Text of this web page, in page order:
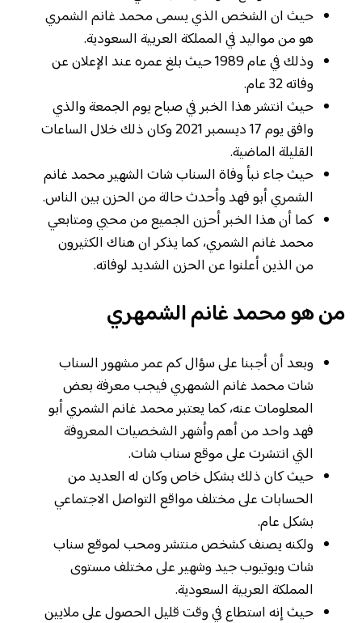
حيث ان الشخص الذي يسمى محمد غانم الشمري
هو من مواليد في المملكة العربية السعودية.
وذلك في عام 1989 حيث بلغ عمره عند الإعلان عن
وفاته 32 عام.
حيث انتشر هذا الخبر في صباح يوم الجمعة والذي
وافق يوم 17 ديسمبر 2021 وكان ذلك خلال الساعات
القليلة الماضية.
حيث جاء نبأ وفاة السناب شات الشهير محمد غانم
الشمري أبو فهد وأحدث حالة من الحزن بين الناس.
كما أن هذا الخبر أحزن الجميع من محبي ومتابعي
محمد غانم الشمري، كما يذكر ان هناك الكثيرون
من الذين أعلنوا عن الحزن الشديد لوفاته.
من هو محمد غانم الشمهري
وبعد أن أجبنا على سؤال كم عمر مشهور السناب
شات محمد غانم الشمهري فيجب معرفة بعض
المعلومات عنه، كما يعتبر محمد غانم الشمري أبو
فهد واحد من أهم وأشهر الشخصيات المعروفة
التي انتشرت على موقع سناب شات.
حيث كان ذلك بشكل خاص وكان له العديد من
الحسابات على مختلف مواقع التواصل الاجتماعي
بشكل عام.
ولكنه يصنف كشخص منتشر ومحب لموقع سناب
شات ويوتيوب جيد وشهير على مختلف مستوى
المملكة العربية السعودية.
حيث إنه استطاع في وقت قليل الحصول على ملايين